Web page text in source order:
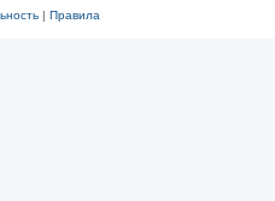
| Правила